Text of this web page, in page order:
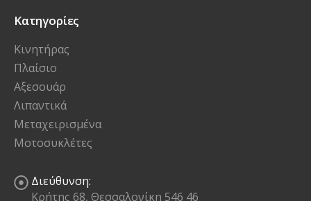
Κατηγορίες
Κινητήρας
Πλαίσιο
Αξεσουάρ
Λιπαντικά
Μεταχειρισμένα
Μοτοσυκλέτες
Διεύθυνση:
Κρήτης 68, Θεσσαλονίκη 546 46